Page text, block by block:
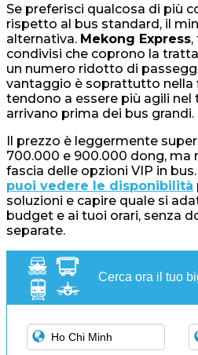
Se preferisci qualcosa di più
rispetto al bus standard, il
alternativa. Mekong Express,
condivisi che coprono la
un numero ridotto di
vantaggio è soprattutto nella
tendono a essere più agili nel
arrivano prima dei bus grandi.
Il prezzo è leggermente
700.000 e 900.000 dong, ma
fascia delle opzioni VIP in bus.
puoi vedere le disponibilità
soluzioni e capire quale si
budget e ai tuoi orari, senza
separate.
Cerca ora il tuo